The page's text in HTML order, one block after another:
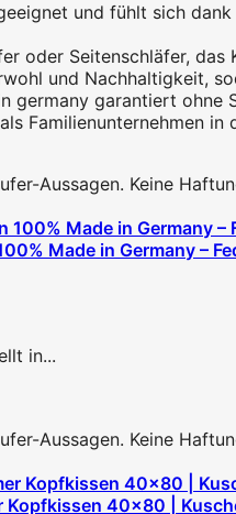
und fühlt sich
oder Seitenschläfer,
und Nachhaltigkeit,
germany garantiert
Familienunternehmen
Aussagen. Keine
Made in Germany –
in...
Aussagen. Keine
40x80 |